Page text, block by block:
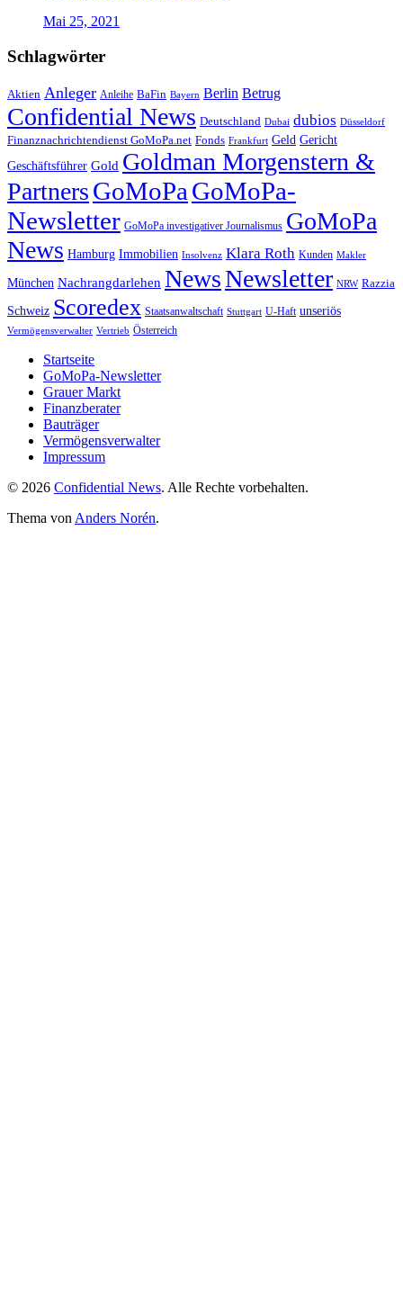
Mai 25, 2021
Schlagwörter
Aktien Anleger Anleihe BaFin Bayern Berlin Betrug
Confidential News Deutschland Dubai dubios Düsseldorf
Finanznachrichtendienst GoMoPa.net Fonds Frankfurt Geld Gericht
Geschäftsführer Gold Goldman Morgenstern &
PartnersGoMoPa GoMoPa-
Newsletter GoMoPa investigativer Journalismus GoMoPa
News Hamburg Immobilien Insolvenz Klara Roth Kunden Makler
München Nachrangdarlehen NewsNewsletter NRW Razzia
Schweiz Scoredex Staatsanwaltschaft Stuttgart U-Haft unseriös
Vermögensverwalter Vertrieb Österreich
Startseite
GoMoPa-Newsletter
Grauer Markt
Finanzberater
Bauträger
Vermögensverwalter
Impressum
© 2026 Confidential News. Alle Rechte vorbehalten.
Thema von Anders Norén.